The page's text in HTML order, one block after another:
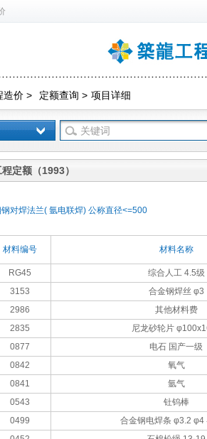
造价 > 定额查询 > 项目详细
定额（1993）
对焊法兰( 氩电联焊) 公称直径<=500
材料编号 材料名称
RG45 综合人工 4.5级
3153
合金钢焊丝 φ3
2986
其他材料费
2835
尼龙砂轮片
0877
电石 国产一级
0842
氧气
0841
氩气
0543
钍钨棒
0499
合金钢电焊条 φ3.2 φ4